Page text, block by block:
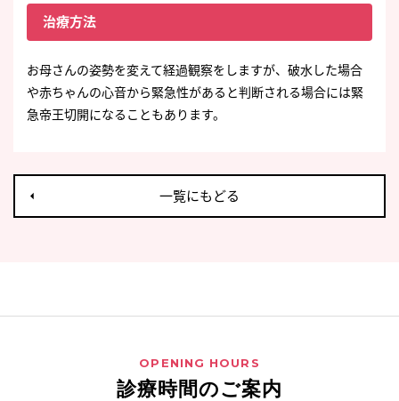
治療方法
お母さんの姿勢を変えて経過観察をしますが、破水した場合
や赤ちゃんの心音から緊急性があると判断される場合には緊
急帝王切開になることもあります。
一覧にもどる
OPENING HOURS
診療時間のご案内